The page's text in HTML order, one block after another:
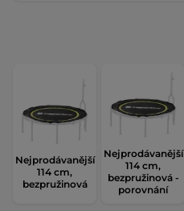
Nejprodávanější
114 cm,
bezpružinová
Nejprodávanější
114 cm,
bezpružinová -
porovnání